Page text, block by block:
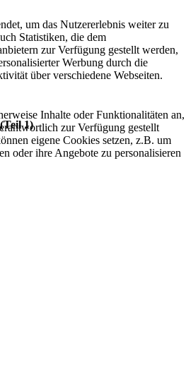
1)
um das Nutzererlebnis weiter zu
Statistiken, die dem
zur Verfügung gestellt werden,
Werbung durch die
über verschiedene Webseiten.
Inhalte oder Funktionalitäten an,
zur Verfügung gestellt
eigene Cookies setzen, z.B. um
oder ihre Angebote zu personalisieren